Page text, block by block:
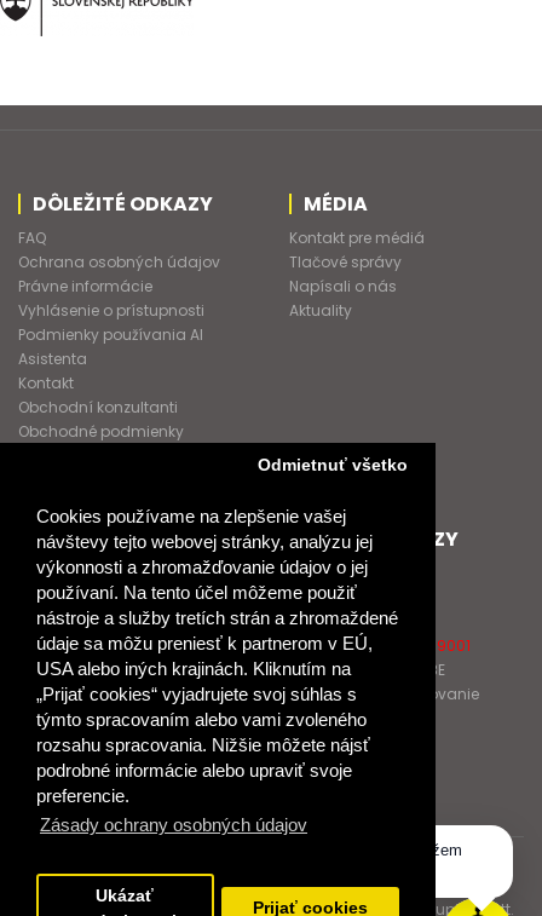
Cookies používame na zlepšenie vašej
návštevy tejto webovej stránky, analýzu jej
výkonnosti a zhromažďovanie údajov o jej
používaní. Na tento účel môžeme použiť
nástroje a služby tretích strán a zhromaždené
údaje sa môžu preniesť k partnerom v EÚ,
USA alebo iných krajinách. Kliknutím na
„Prijať cookies“ vyjadrujete svoj súhlas s
týmto spracovaním alebo vami zvoleného
rozsahu spracovania. Nižšie môžete nájsť
podrobné informácie alebo upraviť svoje
preferencie.
Zásady ochrany osobných údajov
Odmietnuť všetko
Ukázať
Prijať cookies
DÔLEŽITÉ ODKAZY
FAQ
Ochrana osobných údajov
Právne informácie
Vyhlásenie o prístupnosti
Podmienky používania AI
Asistenta
Kontakt
Obchodní konzultanti
Obchodné podmienky
MÉDIA
Kontakt pre médiá
Tlačové správy
Napísali o nás
Aktuality
SPOLUPRACUJEME
Podporujeme
Naše projekty
Spolupracujeme
Pošlite nám správu
ĎALŠIE ODKAZY
O Raabe
O Klett
Naši autori
Certifikát kvality ISO 9001
Klientska zóna RAABE
Katalógy na prelistovanie
NÁKUP
Odstúpiť od zmluvy
© 2017 Dr. Josef Raabe Slovensko, s.r.o.
Dr. Josef Raabe Slovensko, s.r.o., člen medzinárodnej skupiny Klett.
Dobrý deň, ako vám môžem